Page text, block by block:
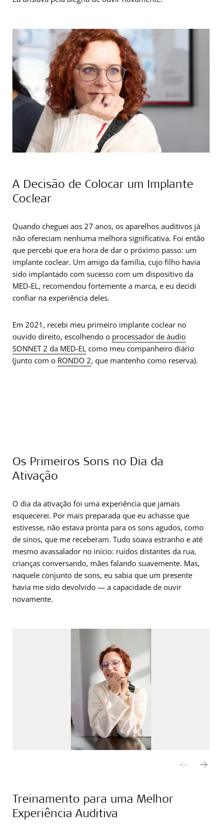
A Decisão de Colocar um Implante
Coclear
Quando cheguei aos 27 anos, os aparelhos auditivos já
não ofereciam nenhuma melhora significativa. Foi então
que percebi que era hora de dar o próximo passo: um
implante coclear. Um amigo da família, cujo filho havia
sido implantado com sucesso com um dispositivo da
MED-EL, recomendou fortemente a marca, e eu decidi
confiar na experiência deles.
Em 2021, recebi meu primeiro implante coclear no
ouvido direito, escolhendo o ​ processador​ de áudio
SONNET 2 da MED-EL como meu companheiro diário
(junto com o ​ RONDO​ 2, que mantenho como reserva).
Os Primeiros Sons no Dia da
Ativação
O dia da ativação foi uma experiência que jamais
esquecerei. Por mais preparada que eu achasse que
estivesse, não estava pronta para os sons agudos, como
de sinos, que me receberam. Tudo soava estranho e até
mesmo avassalador no início: ruídos distantes da rua,
crianças conversando, mães falando suavemente. Mas,
naquele conjunto de sons, eu sabia que um presente
havia me sido devolvido — a capacidade de ouvir
novamente.
Treinamento para uma Melhor
Experiência Auditiva